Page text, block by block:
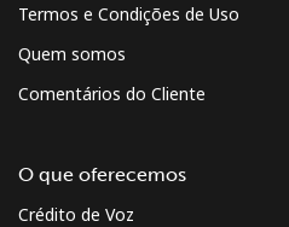
Termos e Condições de Uso
Quem somos
Comentários do Cliente
O que oferecemos
Crédito de Voz